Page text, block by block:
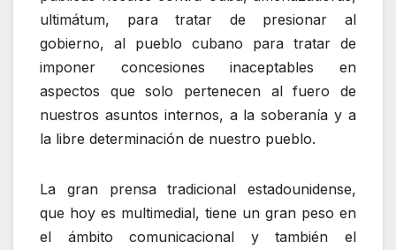
ultimátum, para tratar de presionar al
gobierno, al pueblo cubano para tratar de
imponer concesiones inaceptables en
aspectos que solo pertenecen al fuero de
nuestros asuntos internos, a la soberanía y a
la libre determinación de nuestro pueblo.
La gran prensa tradicional estadounidense,
que hoy es multimedial, tiene un gran peso en
el ámbito comunicacional y también el